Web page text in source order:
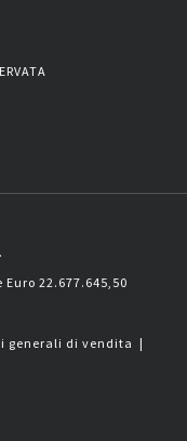
22.677.645,50
generali di vendita |